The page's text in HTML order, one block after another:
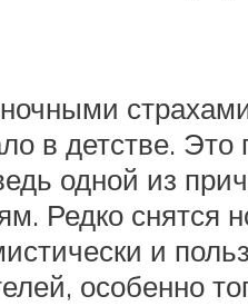
в детстве.
одной из
Редко снятся
и
особенно